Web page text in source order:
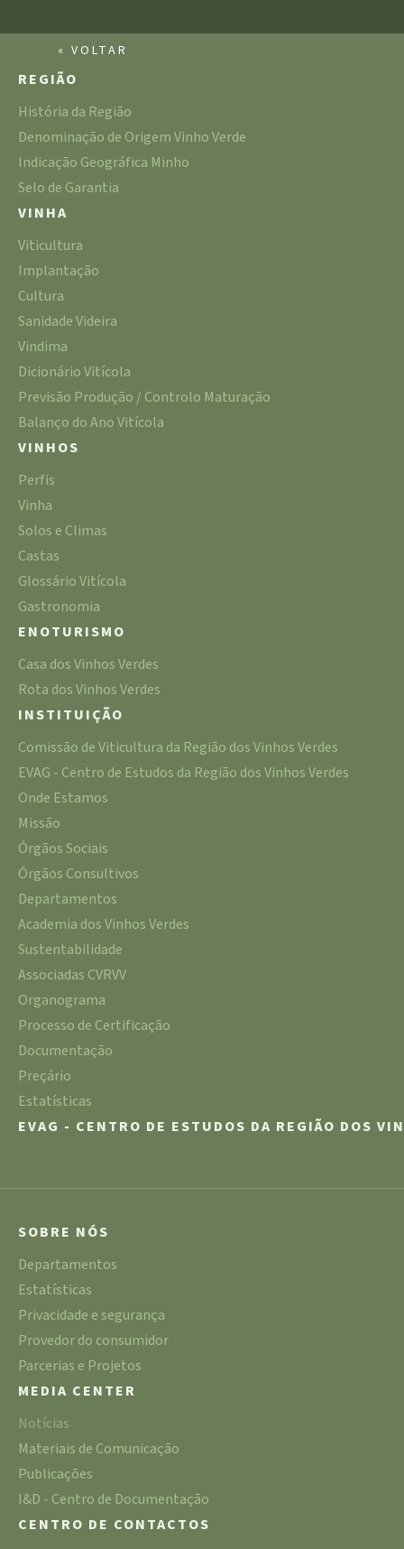
« VOLTAR
REGIÃO
História da Região
Denominação de Origem Vinho Verde
Indicação Geográfica Minho
Selo de Garantia
VINHA
Viticultura
Implantação
Cultura
Sanidade Videira
Vindima
Dicionário Vitícola
Previsão Produção / Controlo Maturação
Balanço do Ano Vitícola
VINHOS
Perfis
Vinha
Solos e Climas
Castas
Glossário Vitícola
Gastronomia
ENOTURISMO
Casa dos Vinhos Verdes
Rota dos Vinhos Verdes
INSTITUIÇÃO
Comissão de Viticultura da Região dos Vinhos Verdes
EVAG - Centro de Estudos da Região dos Vinhos Verdes
Onde Estamos
Missão
Órgãos Sociais
Órgãos Consultivos
Departamentos
Academia dos Vinhos Verdes
Sustentabilidade
Associadas CVRVV
Organograma
Processo de Certificação
Documentação
Preçário
Estatísticas
EVAG - CENTRO DE ESTUDOS DA REGIÃO DOS
SOBRE NÓS
Departamentos
Estatísticas
Privacidade e segurança
Provedor do consumidor
Parcerias e Projetos
MEDIA CENTER
Notícias
Materiais de Comunicação
Publicações
I&D - Centro de Documentação
CENTRO DE CONTACTOS